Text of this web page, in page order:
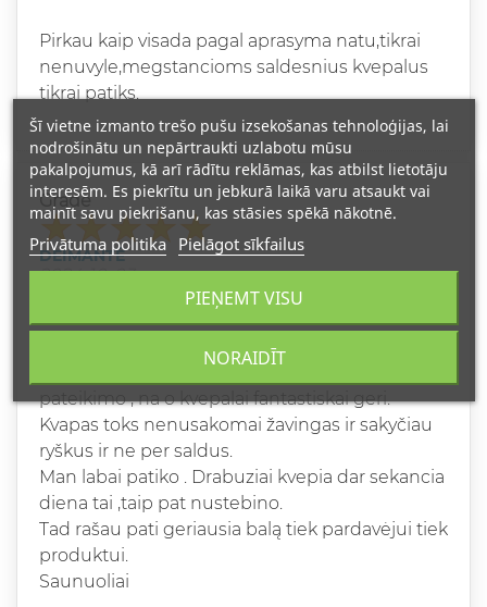
Pirkau kaip visada pagal aprasyma natu,tikrai
nenuvyle,megstancioms saldesnius kvepalus
tikrai patiks.
Grade
DEIMANTĖ
2024-10-03
Pirkau "kate maiše" likau maloniai nustebinta.
pateikimo , na o kvepalai fantastiskai geri.
Kvapas toks nenusakomai žavingas ir sakyčiau
ryškus ir ne per saldus.
Man labai patiko . Drabuziai kvepia dar sekancia
diena tai ,taip pat nustebino.
Tad rašau pati geriausia balą tiek pardavėjui tiek
produktui.
Saunuoliai
Šī vietne izmanto trešo pušu izsekošanas tehnoloģijas, lai
nodrošinātu un nepārtraukti uzlabotu mūsu
pakalpojumus, kā arī rādītu reklāmas, kas atbilst lietotāju
interesēm. Es piekrītu un jebkurā laikā varu atsaukt vai
mainīt savu piekrišanu, kas stāsies spēkā nākotnē.
Privātuma politika Pielāgot sīkfailus
NORAIDĪT
PIEŅEMT VISU